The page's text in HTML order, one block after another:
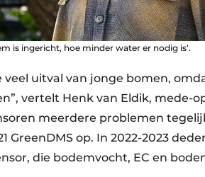
is ingericht, hoe minder water er nodig is’.
veel uitval van jonge bomen,
vertelt Henk van Eldik, mede-
meerdere problemen
GreenDMS op. In 2022-2023
die bodemvocht, EC en